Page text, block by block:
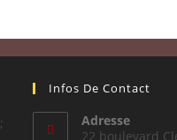
Infos De Contact
Adresse
22 boulevard